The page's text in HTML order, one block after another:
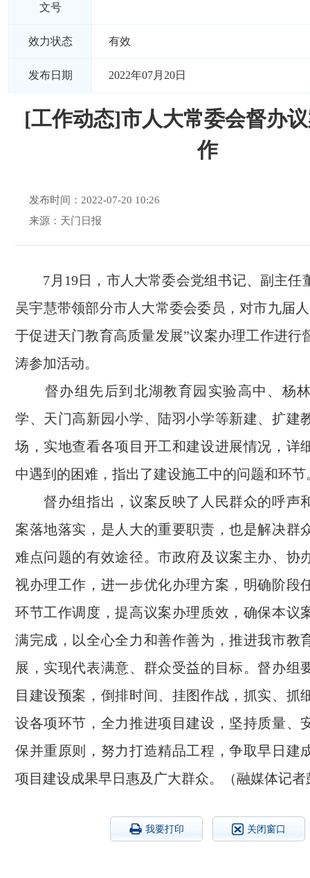
文号
效力状态 有效
发布日期 2022年07月20日
[工作动态]市人大常委会督办
作
发布时间：2022-07-20 10:26
来源：天门日报
7月19日，市人大常委会党组书记、副主任
吴宇慧带领部分市人大常委会委员，对市九届
于促进天门教育高质量发展”议案办理工作进行
涛参加活动。
督办组先后到北湖教育园实验高中、杨
学、天门高新园小学、陆羽小学等新建、扩建
场，实地查看各项目开工和建设进展情况，详
中遇到的困难，指出了建设施工中的问题和环节
督办组指出，议案反映了人民群众的呼声
案落地落实，是人大的重要职责，也是解决群
难点问题的有效途径。市政府及议案主办、协
视办理工作，进一步优化办理方案，明确阶段
环节工作调度，提高议案办理质效，确保本议
满完成，以全心全力和善作善为，推进我市教
展，实现代表满意、群众受益的目标。督办组
目建设预案，倒排时间、挂图作战，抓实、抓
设各项环节，全力推进项目建设，坚持质量、
保并重原则，努力打造精品工程，争取早日建
项目建设成果早日惠及广大群众。（融媒体记者
我要打印 关闭窗口